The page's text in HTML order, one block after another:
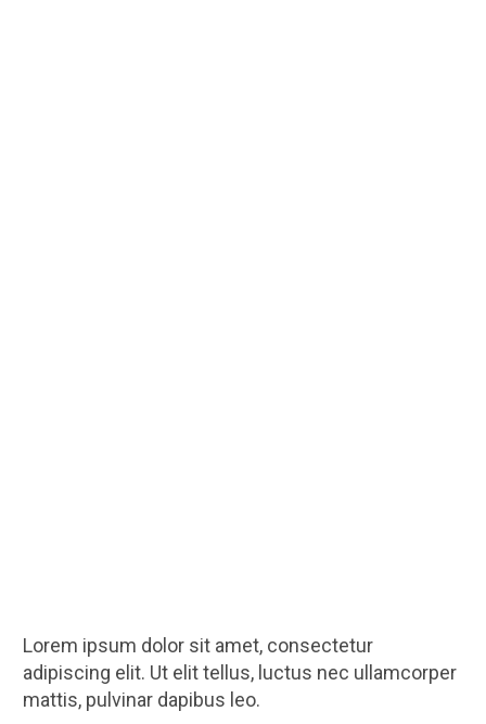
Lorem ipsum dolor sit amet, consectetur
adipiscing elit. Ut elit tellus, luctus nec ullamcorper
mattis, pulvinar dapibus leo.